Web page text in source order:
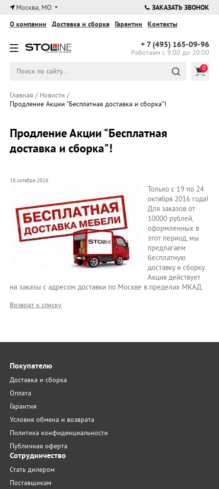
×
Москва, МО ЗАКАЗАТЬ ЗВОНОК
+ 7 (495) 165-09-96
Работаем с 9:00 до 20:00
О компании Доставка и сборка Гарантии Контакты
0
Главная / Новости /
Продление Акции "Бесплатная доставка и сборка"!
Продление Акции "Бесплатная
доставка и сборка"!
18 октября 2016
Только с 19 по 24
октября 2016 года!
Для заказов от
10000 рублей,
оформленных в
этот период, мы
предлагаем
бесплатную
доставку и сборку.
Акция действует
на заказы с адресом доставки по Москве в пределах МКАД.
Возврат к списку
Покупателю
Доставка и сборка
Оплата
Гарантия
Условия обмена и возврата
Политика конфиденциальности
Публичная оферта
Сотрудничество
Стать дилером
Поставщикам